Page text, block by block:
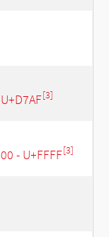
[3]
- U+FFFF[3]